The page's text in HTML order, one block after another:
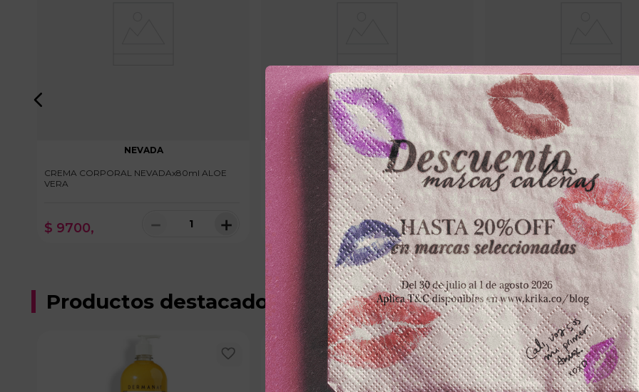
NEVADA
CREMA CORPORAL NEVADAx80ml ALOE
VERA
$ 9700, ＋
－
PILI
CREMA CORPORAL PILIx30g CALENDULA
$ 11. 000 ＋
－
LMAR
CREMA CORPORAL
AMARILLO PURE SEDUCTION
$ 17.600 －
100
Productos destacados